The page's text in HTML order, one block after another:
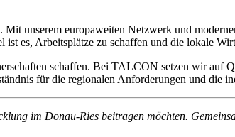
unserem europaweiten Netzwerk und
es, Arbeitsplätze zu schaffen und die lokale
schaffen. Bei TALCON setzen wir auf
für die regionalen Anforderungen und die
im Donau-Ries beitragen möchten.